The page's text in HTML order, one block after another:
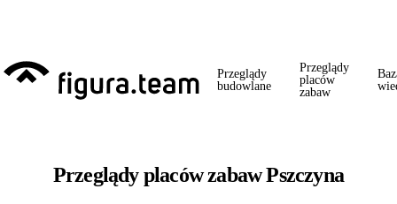
Przeglądy
budowlane
Przeglądy
placów
zabaw
Przeglądy placów zabaw Pszczyna